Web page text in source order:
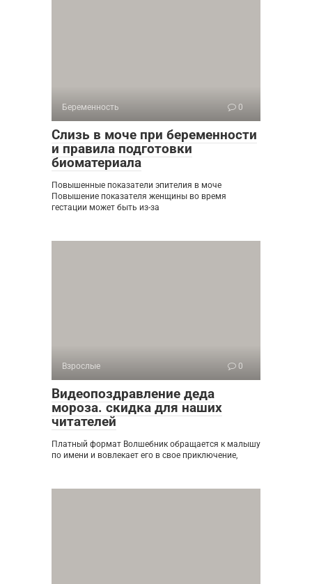
Беременность 0
Слизь в моче при беременности
и правила подготовки
биоматериала
Повышенные показатели эпителия в моче
Повышение показателя женщины во время
гестации может быть из-за
Взрослые 0
Видеопоздравление деда
мороза. скидка для наших
читателей
Платный формат Волшебник обращается к малышу
по имени и вовлекает его в свое приключение,